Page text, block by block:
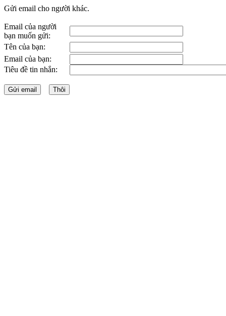
Gửi email cho người khác.
Email của người
bạn muốn gửi:
Tên của bạn:
Email của bạn:
Tiêu đề tin nhắn: